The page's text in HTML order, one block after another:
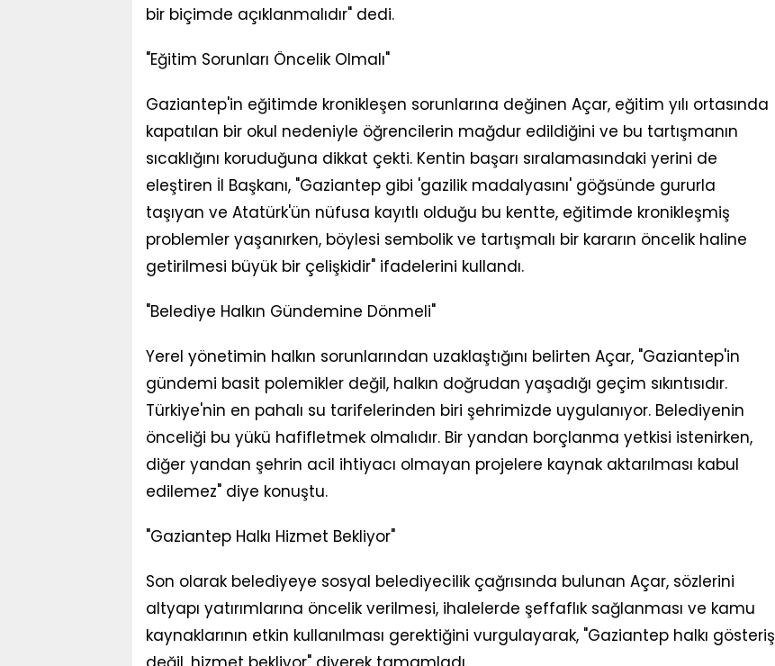
bir biçimde açıklanmalıdır" dedi.
"Eğitim Sorunları Öncelik Olmalı"
Gaziantep'in eğitimde kronikleşen sorunlarına değinen Açar, eğitim yılı ortasında
kapatılan bir okul nedeniyle öğrencilerin mağdur edildiğini ve bu tartışmanın
sıcaklığını koruduğuna dikkat çekti. Kentin başarı sıralamasındaki yerini de
eleştiren İl Başkanı, "Gaziantep gibi 'gazilik madalyasını' göğsünde gururla
taşıyan ve Atatürk'ün nüfusa kayıtlı olduğu bu kentte, eğitimde kronikleşmiş
problemler yaşanırken, böylesi sembolik ve tartışmalı bir kararın öncelik haline
getirilmesi büyük bir çelişkidir" ifadelerini kullandı.
"Belediye Halkın Gündemine Dönmeli"
Yerel yönetimin halkın sorunlarından uzaklaştığını belirten Açar, "Gaziantep'in
gündemi basit polemikler değil, halkın doğrudan yaşadığı geçim sıkıntısıdır.
Türkiye'nin en pahalı su tarifelerinden biri şehrimizde uygulanıyor. Belediyenin
önceliği bu yükü hafifletmek olmalıdır. Bir yandan borçlanma yetkisi istenirken,
diğer yandan şehrin acil ihtiyacı olmayan projelere kaynak aktarılması kabul
edilemez" diye konuştu.
"Gaziantep Halkı Hizmet Bekliyor"
Son olarak belediyeye sosyal belediyecilik çağrısında bulunan Açar, sözlerini
altyapı yatırımlarına öncelik verilmesi, ihalelerde şeffaflık sağlanması ve kamu
kaynaklarının etkin kullanılması gerektiğini vurgulayarak, "Gaziantep halkı gösteriş